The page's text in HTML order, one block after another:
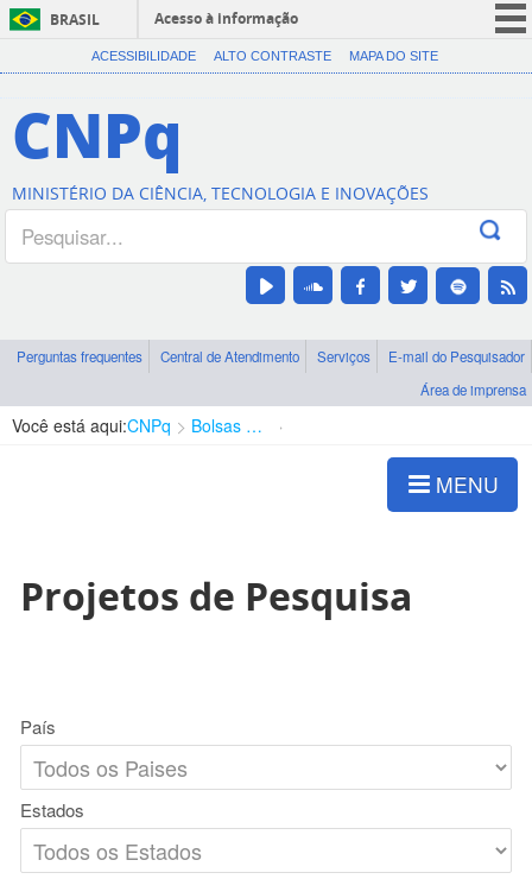
BRASIL
Acesso à informação
CORONAVÍRUS (COVID-19)
Canais
ACESSIBILIDADE ALTO CONTRASTE MAPA DO SITE
CNPq
MINISTÉRIO DA CIÊNCIA, TECNOLOGIA E INOVAÇÕES
Perguntas frequentes Central de Atendimento Serviços
E-mail do Pesquisador
Área de imprensa
Você está aqui:CNPq Bolsas e Auxílios Vigentes
MENU
Projetos de Pesquisa
País
Estados